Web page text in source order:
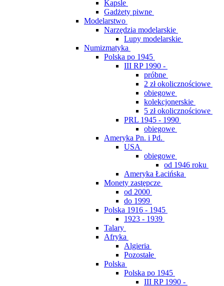
Kapsle
Gadżety piwne
Modelarstwo
Narzędzia modelarskie
Lupy modelarskie
Numizmatyka
Polska po 1945
III RP 1990 -
próbne
2 zł okolicznościowe
obiegowe
kolekcjonerskie
5 zł okolicznościowe
PRL 1945 - 1990
obiegowe
Ameryka Pn. i Pd.
USA
obiegowe
od 1946 roku
Ameryka Łacińska
Monety zastępcze
od 2000
do 1999
Polska 1916 - 1945
1923 - 1939
Talary
Afryka
Algieria
Pozostałe
Polska
Polska po 1945
III RP 1990 -